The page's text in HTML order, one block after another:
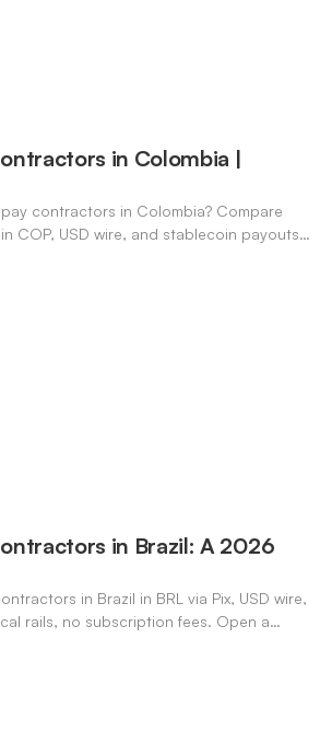
in Colombia |
contractors in Colombia? Compare
COP, USD wire, and stablecoin payouts.
in Brazil: A 2026
in Brazil in BRL via Pix, USD wire,
rails, no subscription fees. Open a